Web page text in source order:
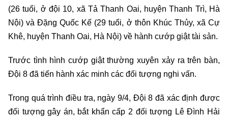
(26 tuổi, ở đội 10, xã Tả Thanh Oai, huyện Thanh Trì, Hà
Nội) và Đặng Quốc Kế (29 tuổi, ở thôn Khúc Thủy, xã Cự
Khê, huyện Thanh Oai, Hà Nội) về hành cướp giật tài sản.
Trước tình hình cướp giật thường xuyên xảy ra trên bàn,
Đội 8 đã tiến hành xác minh các đối tượng nghi vấn.
Trong quá trình điều tra, ngày 9/4, Đội 8 đã xác định được
đối tượng gây án, bắt khẩn cấp 2 đối tượng Lê Đình Hải